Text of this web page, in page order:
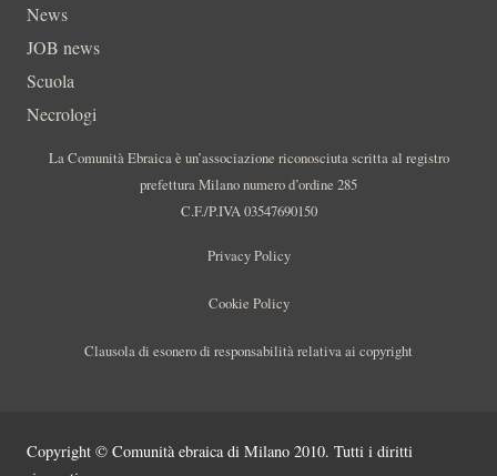
News
JOB news
Scuola
Necrologi
La Comunità Ebraica è un’associazione riconosciuta scritta al registro
prefettura Milano numero d’ordine 285
C.F./P.IVA 03547690150
Privacy Policy
Cookie Policy
Clausola di esonero di responsabilità relativa ai copyright
Copyright © Comunità ebraica di Milano 2010. Tutti i diritti